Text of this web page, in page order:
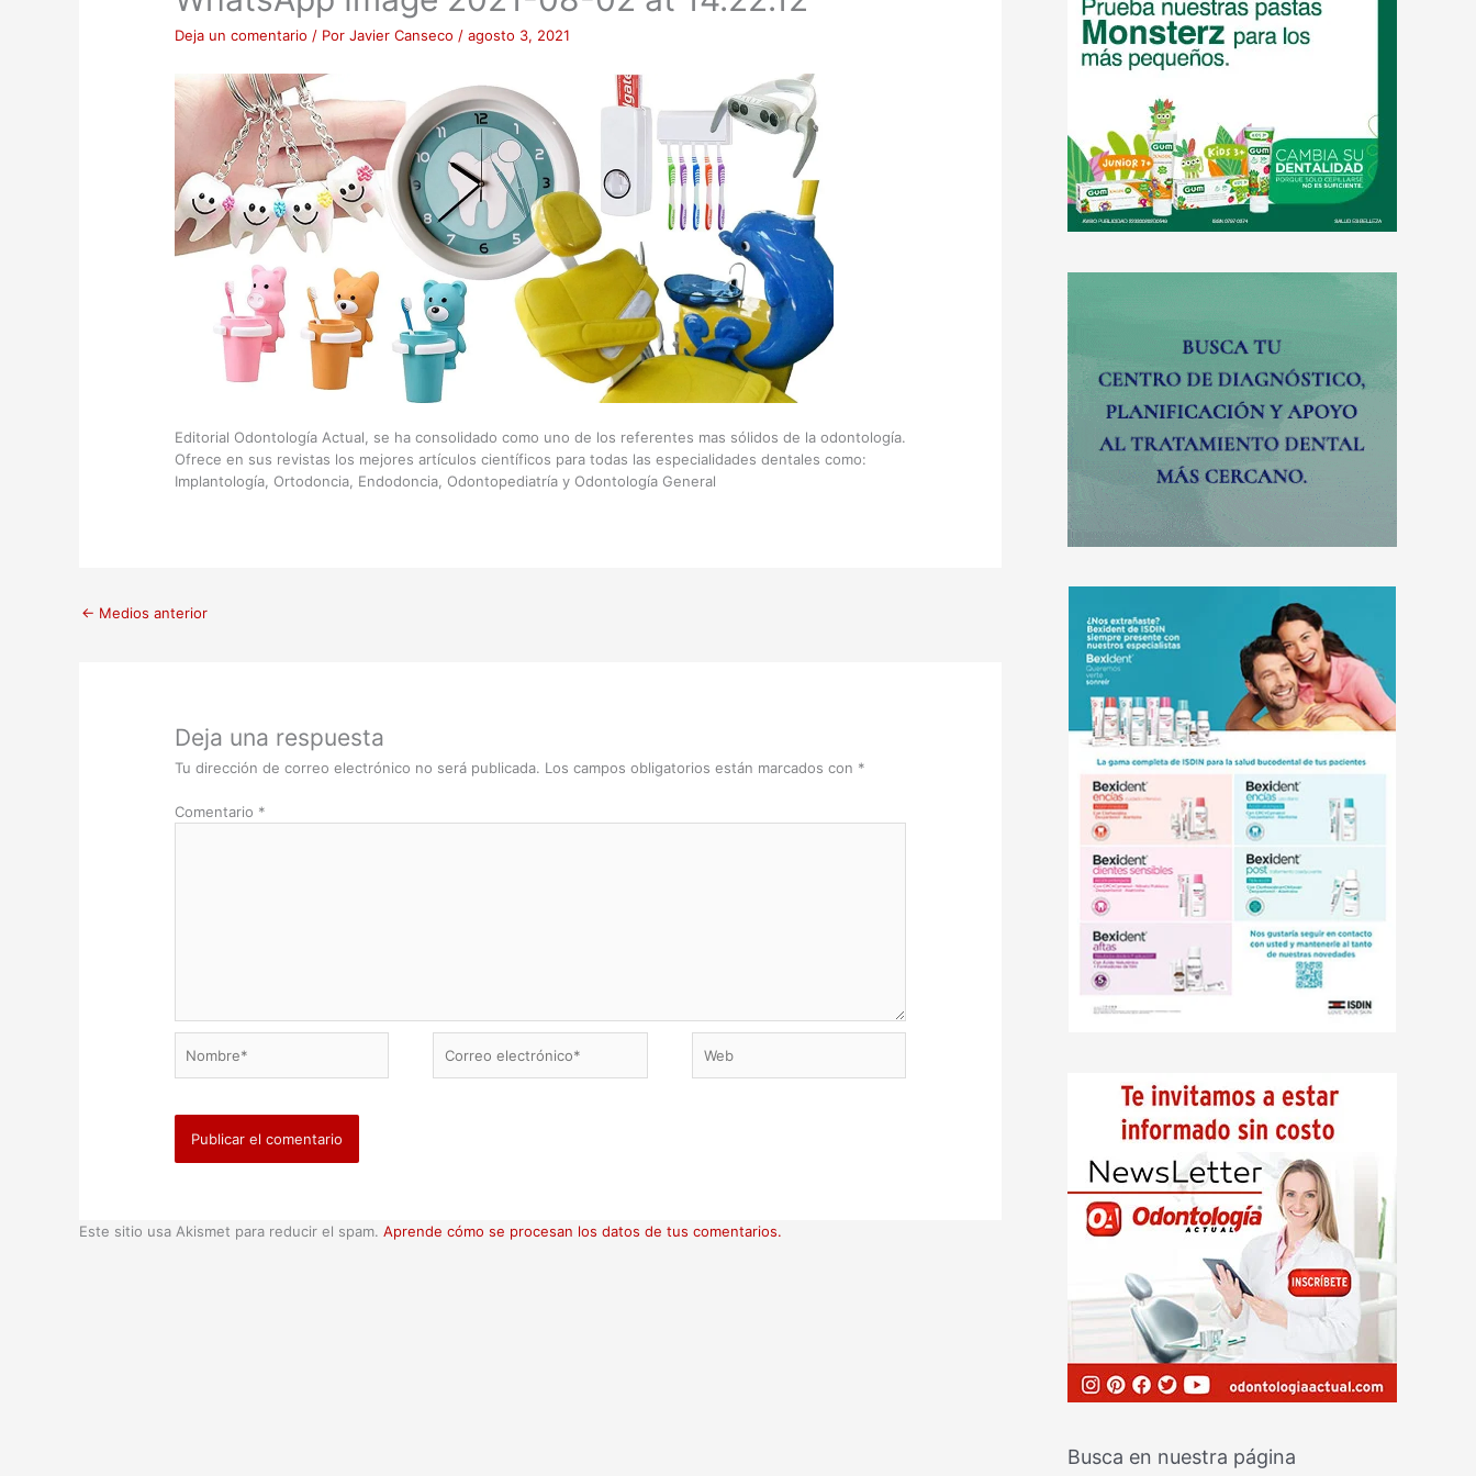
Deja un comentario / Por Javier Canseco / agosto 3, 2021
Editorial Odontología Actual, se ha consolidado como uno de los referentes mas sólidos de la odontología.
Ofrece en sus revistas los mejores artículos científicos para todas las especialidades dentales como:
Implantología, Ortodoncia, Endodoncia, Odontopediatría y Odontología General
← Medios anterior
Deja una respuesta
Tu dirección de correo electrónico no será publicada. Los campos obligatorios están marcados con *
Comentario *
electrónico*
Este sitio usa Akismet para reducir el spam. Aprende cómo se procesan los datos de tus comentarios.
Busca en nuestra página